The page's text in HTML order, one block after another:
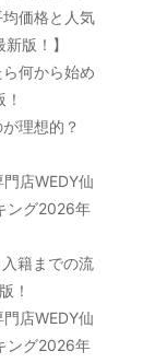
価格と人気
版！】
何から始め
理想的？
店WEDY仙
ング2026年
籍までの流
！
店WEDY仙
ング2026年